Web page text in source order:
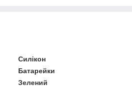
Силікон
Батарейки
Зелений